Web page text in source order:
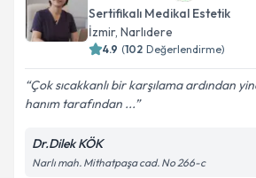
E-posta Adresiniz
Kişisel verilerimin işlenmesine
kapsamda işlenmesini kabul
Sertifikalı Medikal Estetik
İzmir, Narlıdere
4.9 (102 Değerlendirme)
Çok sıcakkanlı bir karşılama ardından
hanım tarafından ...
Dr.Dilek KÖK
Narlı mah. Mithatpaşa cad. No 266-c